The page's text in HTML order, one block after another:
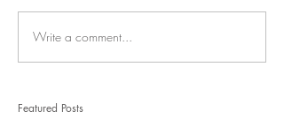
Write a comment...
Featured Posts